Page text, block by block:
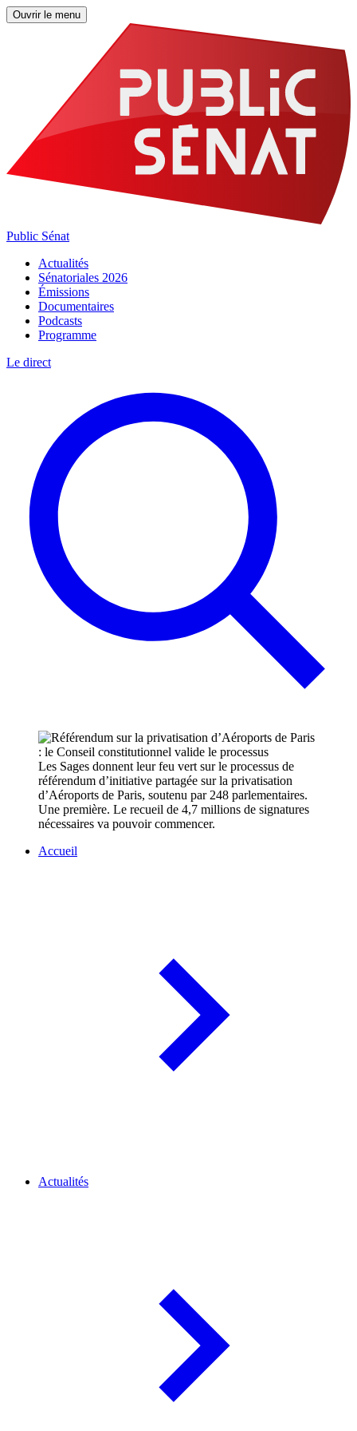
Ouvrir le menu
Public Sénat
Actualités
Sénatoriales 2026
Émissions
Documentaires
Podcasts
Programme
Le direct
Les Sages donnent leur feu vert sur le processus de
référendum d’initiative partagée sur la privatisation
d’Aéroports de Paris, soutenu par 248 parlementaires.
Une première. Le recueil de 4,7 millions de signatures
nécessaires va pouvoir commencer.
Accueil
Actualités